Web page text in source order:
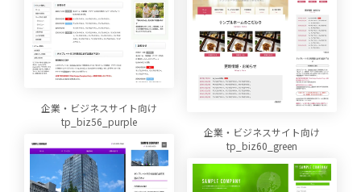
企業・ビジネスサイト向け
tp_biz56_purple
企業・ビジネスサイト向け
tp_biz60_green